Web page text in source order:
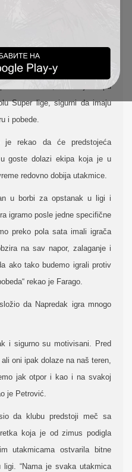
od 14:45h, dočekuju ekipu
Super lige, sigurni da imaju
i pobede.
je rekao da će predstojeća
goste dolazi ekipa koja je u
redovno dobija utakmice.
u borbi za opstanak u ligi i
igramo posle jedne specifične
preko pola sata imali igrača
na sav napor, zalaganje i
ako tako budemo igrali protiv
rekao je Farago.
da Napredak igra mnogo
i sigurno su motivisani. Pred
oni ipak dolaze na naš teren,
jak otpor i kao i na svakoj
je Petrović.
da klubu predstoji meč sa
koja je od zimus podigla
utakmicama ostvarila bitne
“Nama je svaka utakmica